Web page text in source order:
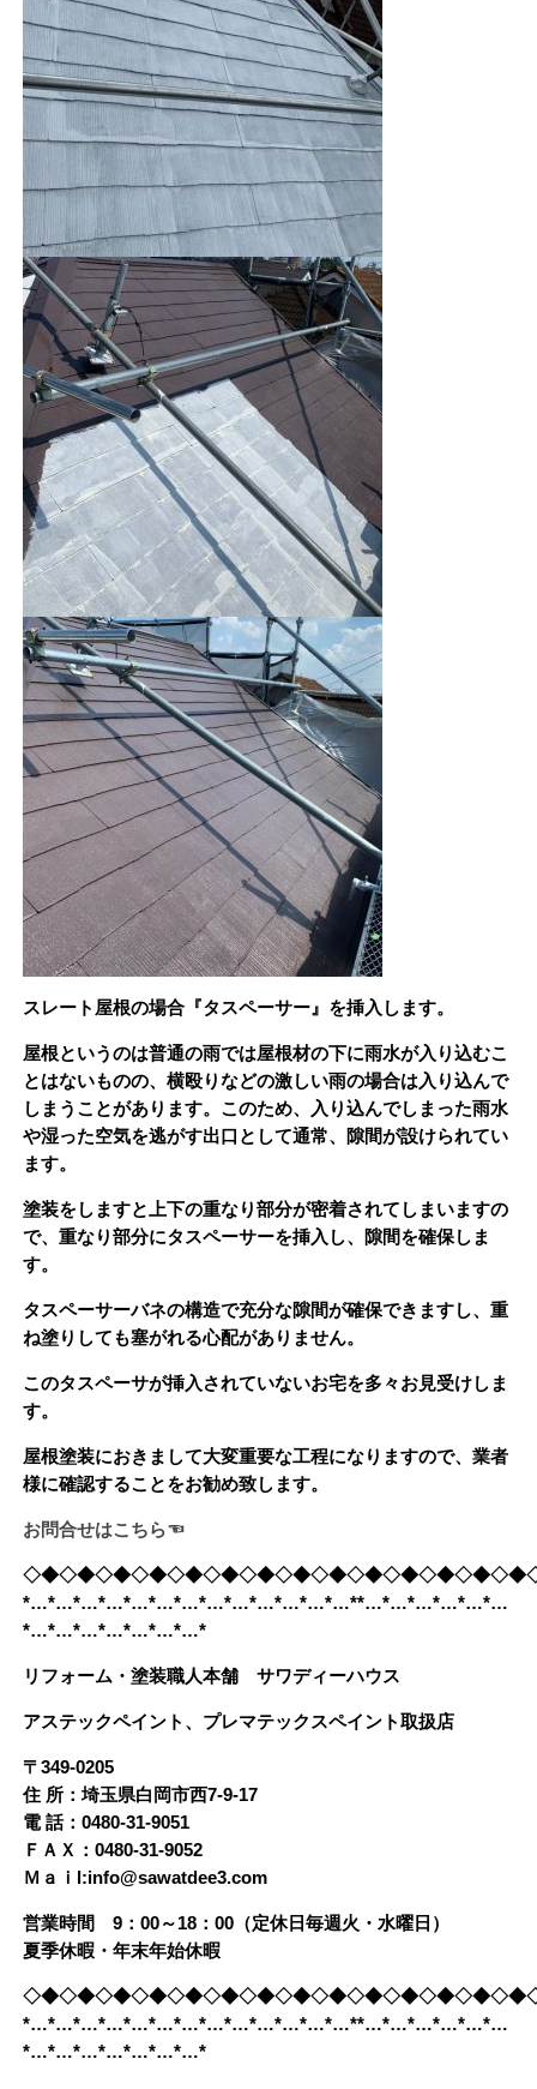
スレート屋根の場合『タスペーサー』を挿入します。
屋根というのは普通の雨では屋根材の下に雨水が入り込むこ
とはないものの、横殴りなどの激しい雨の場合は入り込んで
しまうことがあります。このため、入り込んでしまった雨水
や湿った空気を逃がす出口として通常、隙間が設けられてい
ます。
塗装をしますと上下の重なり部分が密着されてしまいますの
で、重なり部分にタスペーサーを挿入し、隙間を確保しま
す。
タスペーサーバネの構造で充分な隙間が確保できますし、重
ね塗りしても塞がれる心配がありません。
このタスペーサが挿入されていないお宅を多々お見受けしま
す。
屋根塗装におきまして大変重要な工程になりますので、業者
様に確認することをお勧め致します。
お問合せはこちら☜
*…*…*…*…*…*…*…*…*…*…*…*…*…**…*…*…*…*…*…
*…*…*…*…*…*…*…*
リフォーム・塗装職人本舗 サワディーハウス
アステックペイント、プレマテックスペイント取扱店
〒349-0205
住 所：埼玉県白岡市西7-9-17
電 話：0480-31-9051
ＦＡＸ：0480-31-9052
Ｍａｉl:info@sawatdee3.com
営業時間 9：00～18：00（定休日毎週火・水曜日）
夏季休暇・年末年始休暇
*…*…*…*…*…*…*…*…*…*…*…*…*…**…*…*…*…*…*…
*…*…*…*…*…*…*…*